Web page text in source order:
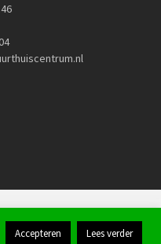
Accepteren Lees verder